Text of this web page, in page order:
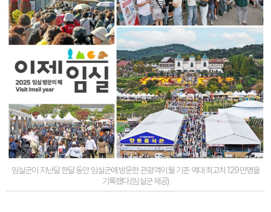
임실군이 지난달 한달 동안 임실군에 방문한 관광객이 월 기준 역대 최고치 129만명을
기록했다.(임실군 제공)